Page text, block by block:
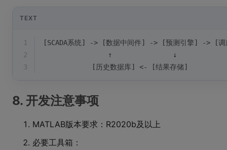
TEXT
1
[SCADA系统] -> [数据中间件] -> [预测引擎] -> [调
2
                ↑               ↓
3
            [历史数据库] <- [结果存储]
8. 开发注意事项
MATLAB版本要求：R2020b及以上
必要工具箱：